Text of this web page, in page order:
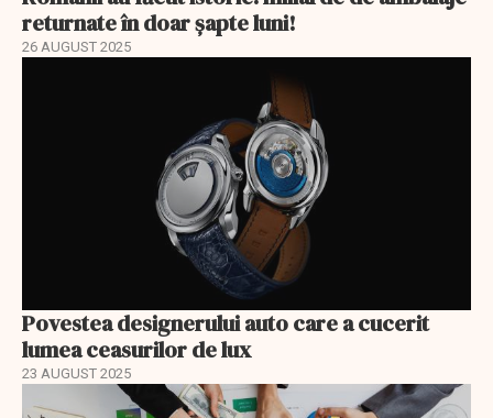
returnate în doar șapte luni!
26 AUGUST 2025
Povestea designerului auto care a cucerit
lumea ceasurilor de lux
23 AUGUST 2025